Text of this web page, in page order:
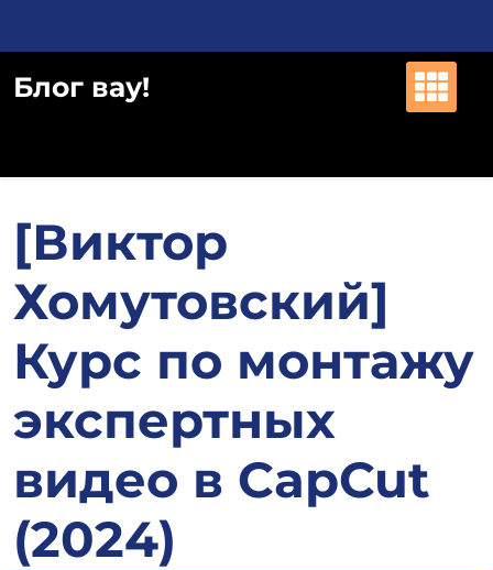
Блог вау!
[Виктор
Хомутовский]
Курс по монтажу
экспертных
видео в CapCut
(2024)